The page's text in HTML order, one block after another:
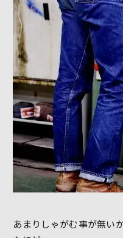
あまりしゃがむ事が無い